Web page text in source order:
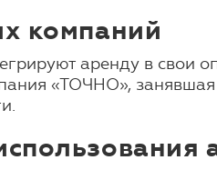
компаний
аренду в свои
«ТОЧНО»,